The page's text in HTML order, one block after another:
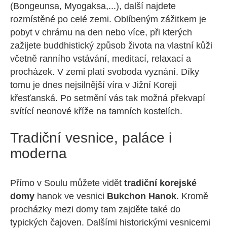
(Bongeunsa, Myogaksa,...), další najdete
rozmístěné po celé zemi. Oblíbeným zážitkem je
pobyt v chrámu na den nebo více, při kterých
zažijete buddhistický způsob života na vlastní kůži
včetně ranního vstávání, meditací, relaxací a
procházek. V zemi platí svoboda vyznání. Díky
tomu je dnes nejsilnější víra v Jižní Koreji
křesťanská. Po setmění vás tak možná překvapí
svítící neonové kříže na tamních kostelích.
Tradiční vesnice, paláce i
moderna
Přímo v Soulu můžete vidět tradiční korejské
domy hanok ve vesnici Bukchon Hanok. Kromě
procházky mezi domy tam zajděte také do
typických čajoven. Dalšími historickými vesnicemi